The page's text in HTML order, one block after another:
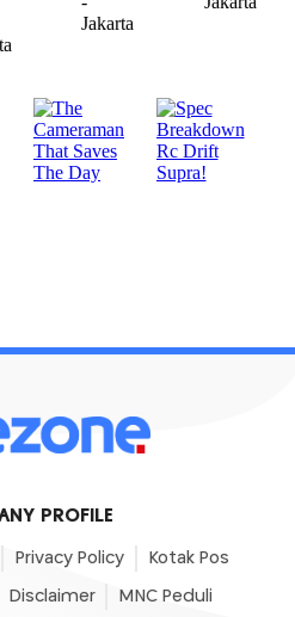
PROFILE
Privacy Policy Kotak Pos
Disclaimer MNC Peduli